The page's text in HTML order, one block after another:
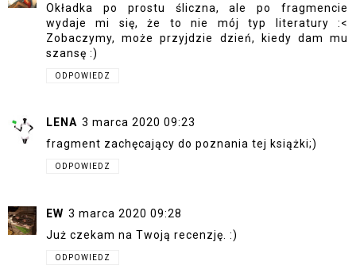
Okładka po prostu śliczna, ale po fragmencie
wydaje mi się, że to nie mój typ literatury :<
Zobaczymy, może przyjdzie dzień, kiedy dam mu
szansę :)
ODPOWIEDZ
LENA 3 marca 2020 09:23
fragment zachęcający do poznania tej książki;)
ODPOWIEDZ
EW 3 marca 2020 09:28
Już czekam na Twoją recenzję. :)
ODPOWIEDZ